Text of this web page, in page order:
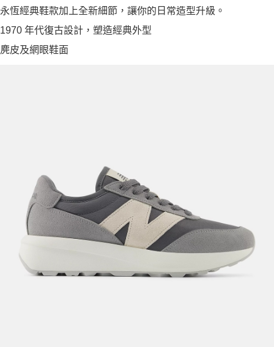
永恆經典鞋款加上全新細節，讓你的日常造型升級。
1970 年代復古設計，塑造經典外型
麂皮及網眼鞋面